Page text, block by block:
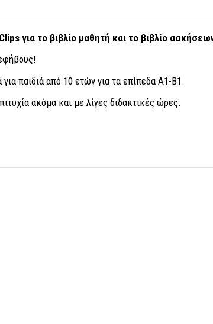
για το βιβλίο μαθητή και το βιβλίο
παιδιά από 10 ετών για τα επίπεδα Α1-Β1.
ακόμα και με λίγες διδακτικές ώρες.